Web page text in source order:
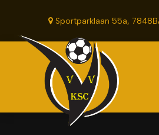
Sportparklaan 55a,